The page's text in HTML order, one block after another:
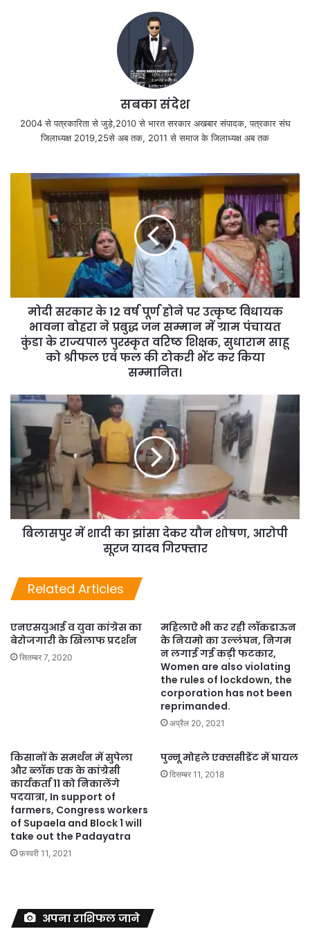
सबका संदेश
2004 से पत्रकारिता से जुड़े,2010 से भारत सरकार अखबार संपादक, पत्रकार संघ
जिलाध्यक्ष 2019,25से अब तक, 2011 से समाज के जिलाध्यक्ष अब तक
मोदी सरकार के 12 वर्ष पूर्ण होने पर उत्कृष्ट विधायक
भावना बोहरा ने प्रबुद्ध जन सम्मान में ग्राम पंचायत
कुंडा के राज्यपाल पुरस्कृत वरिष्ठ शिक्षक, सुधाराम साहू
को श्रीफल एवं फल की टोकरी भेंट कर किया
सम्मानित।
बिलासपुर में शादी का झांसा देकर यौन शोषण, आरोपी
सूरज यादव गिरफ्तार
Related Articles
एनएसयुआई व युवा कांग्रेस का
बेरोजगारी के खिलाफ प्रदर्शन
सितम्बर 7, 2020
महिलाऐ भी कर रही लॉकडाऊन
के नियमो का उल्लंघन, निगम
न लगाई गई कड़ी फटकार,
Women are also violating
the rules of lockdown, the
corporation has not been
reprimanded.
अप्रैल 20, 2021
किसानों के समर्थन में सुपेला
और ब्लॉक एक के कांग्रेसी
कार्यकर्ता 11 को निकालेंगे
पदयात्रा, In support of
farmers, Congress workers
of Supaela and Block 1 will
take out the Padayatra
फ़रवरी 11, 2021
पुन्नू मोहले एक्ससीडेंट में घायल
दिसम्बर 11, 2018
अपना राशिफल जाने